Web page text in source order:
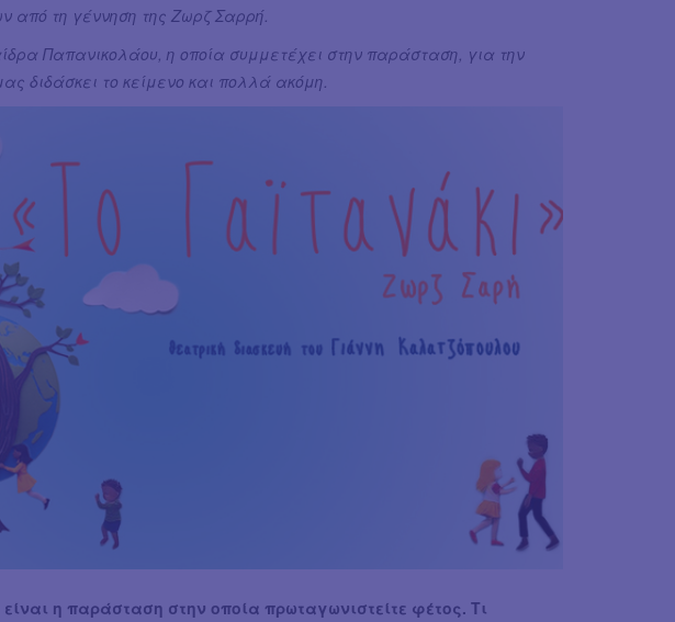
από τη γέννηση της Ζωρζ Σαρρή.
Παπανικολάου, η οποία συμμετέχει στην παράσταση, για την
διδάσκει το κείμενο και πολλά ακόμη.
η παράσταση στην οποία πρωταγωνιστείτε φέτος. Τι